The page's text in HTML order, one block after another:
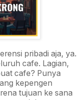
pribadi aja, ya.
cafe. Lagian,
cafe? Punya
kepengen
tujuan ke sana